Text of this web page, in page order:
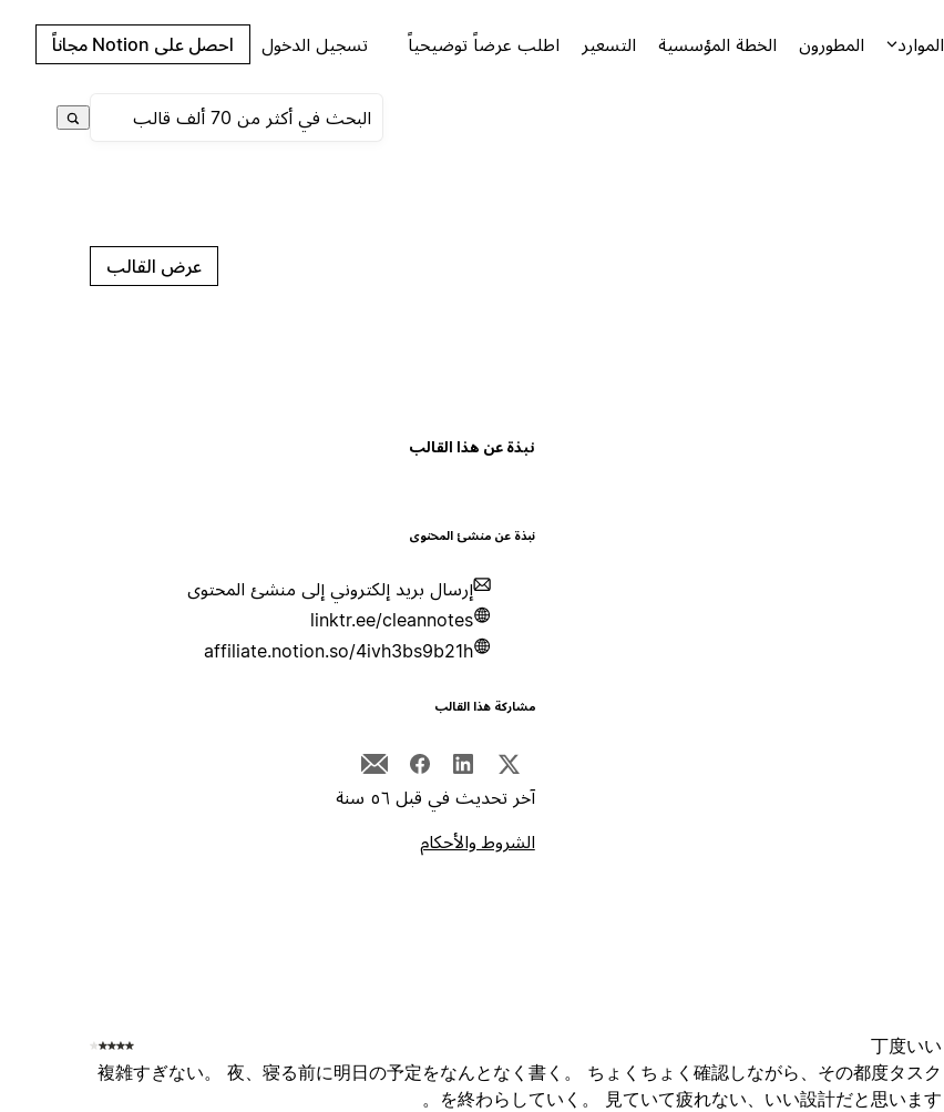
الموارد المطورون الخطة المؤسسية التسعير اطلب عرضاً توضيحياً تسجيل الدخول احصل على Notion مجاناً
عرض القالب
نبذة عن هذا القالب
نبذة عن منشئ المحتوى
إرسال بريد إلكتروني إلى منشئ المحتوى
linktr.ee/cleannotes
affiliate.notion.so/4ivh3bs9b21h
مشاركة هذا القالب
آخر تحديث في قبل ٥٦ سنة
الشروط والأحكام
丁度いい
複雑すぎない。 夜、寝る前に明日の予定をなんとなく書く。 ちょくちょく確認しながら、その都度タスク
を終わらしていく。 見ていて疲れない、いい設計だと思います。